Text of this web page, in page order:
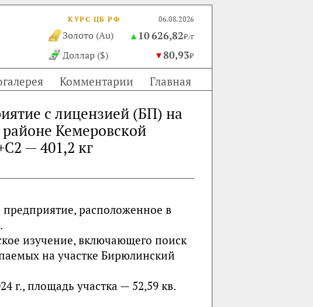
КУРС ЦБ РФ 06.08.2026
Золото (Au) ▲ 10 626,82₽/г
Доллар ($) ▼80,93₽
Комментарии Главная
с лицензией (БП) на
Кемеровской
— 401,2 кг
расположенное в
изучение, включающего поиск
на участке Бирюлинский
г., площадь участка — 52,59 кв.